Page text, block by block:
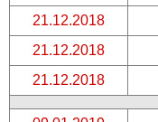
21.12.2018
21.12.2018
21.12.2018